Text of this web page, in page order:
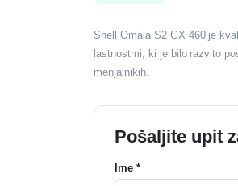
Shell Omala S2 GX 460 je
lastnostmi, ki je bilo razvito
menjalnikih.
Pošaljite upit
Ime *